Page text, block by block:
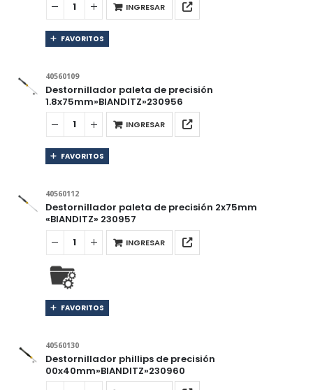
INGRESAR
FAVORITOS
40560109
Destornillador paleta de precisión
1.8x75mm»BIANDITZ»230956
INGRESAR
FAVORITOS
40560112
Destornillador paleta de precisión 2x75mm
«BIANDITZ» 230957
INGRESAR
FAVORITOS
40560130
Destornillador phillips de precisión
00x40mm»BIANDITZ»230960